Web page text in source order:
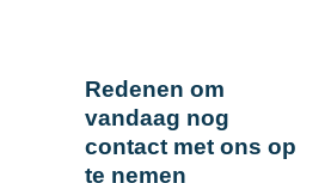
Redenen om
vandaag nog
contact met ons op
te nemen